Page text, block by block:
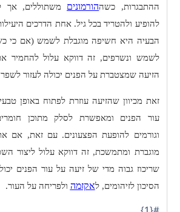
ההתבגרות, כשההורמונים משתוללים, אך
להופיע ולהטריד בכל גיל. אחת הדרכים
הבעיה היא חשיפה מוגבלת לשמש (אם כי
לשמש ונשרפים, זה דווקא עלול להחמיר
הזיעה שמצטברת על הפנים יכולה לעזור
זאת מכיוון שהזיעה עוזרת לפתוח באופן
עור הפנים ומאפשרת לסלק מתוכן
וגורמים להופעת הפצעונים. עם זאת, אם
מוגברת ומתמשכת, זה דווקא עלול ליצור
שריכוז גבוה מדי של זיעה על עור הפנים
הסיכון לזיהומים, לאקזמה ולפריחה על העור.
#{1}